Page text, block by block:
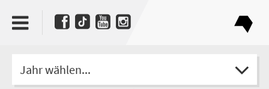
Jahr wählen...